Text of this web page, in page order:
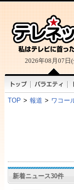
2026年08月07日(
TOP > 報道 > ワコー
新着ニュース30件